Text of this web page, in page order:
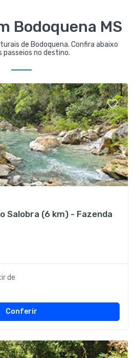
Bodoquena MS
de Bodoquena. Confira abaixo
passeios no destino.
Salobra (6 km) - Fazenda
de
Conferir